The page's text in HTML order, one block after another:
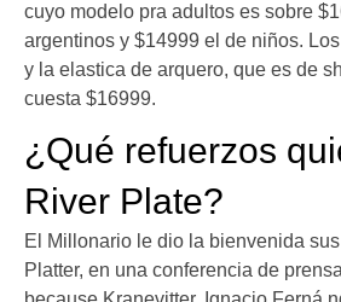
cuyo modelo pra adultos es sobre
argentinos y $14999 el de niños.
y la elastica de arquero, que es de
cuesta $16999.
¿Qué refuerzos
River Plate?
El Millonario le dio la bienvenida
Platter, en una conferencia de